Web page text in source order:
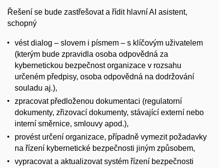
Řešení se bude zastřešovat a řídit hlavní AI asistent,
schopný
vést dialog – slovem i písmem – s klíčovým uživatelem
(kterým bude zpravidla osoba odpovědná za
kybernetickou bezpečnost organizace v rozsahu
určeném předpisy, osoba odpovědná na dodržování
souladu aj.),
zpracovat předloženou dokumentaci (regulatorní
dokumenty, zřizovací dokumenty, stávající externí nebo
interní směrnice, smlouvy apod.),
provést určení organizace, případně vymezit požadavky
na řízení kybernetické bezpečnosti jiným způsobem,
vypracovat a aktualizovat systém řízení bezpečnosti